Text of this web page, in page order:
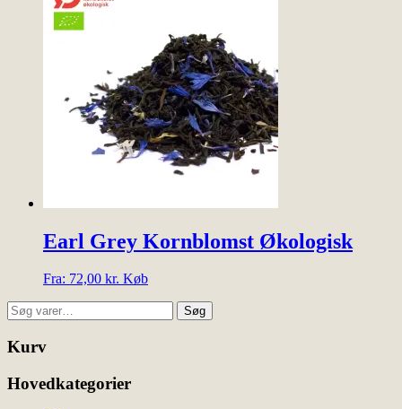
Earl Grey Kornblomst Økologisk
Fra: 72,00 kr. KøbDette
Søg
efter:
Søg
Kurv
Hovedkategorier